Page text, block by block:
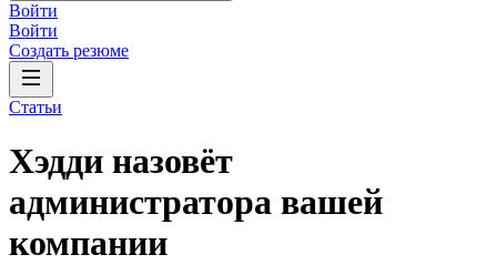
Войти
Войти
Создать резюме
Статьи
Хэдди назовёт
администратора вашей
компании